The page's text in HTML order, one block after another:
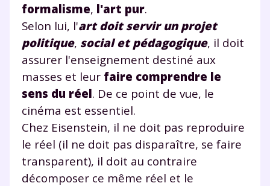
formalisme, l'art pur.
Selon lui, l'art doit servir un projet
politique, social et pédagogique, il doit
assurer l'enseignement destiné aux
masses et leur faire comprendre le
sens du réel. De ce point de vue, le
cinéma est essentiel.
Chez Eisenstein, il ne doit pas reproduire
le réel (il ne doit pas disparaître, se faire
transparent), il doit au contraire
décomposer ce même réel et le